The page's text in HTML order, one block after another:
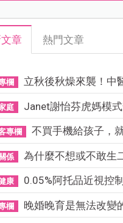
章 熱門文章
欄 立秋後秋燥來襲！中
庭 Janet謝怡芬虎媽模式禁
專欄 不買手機給孩子，就
係 為什麼不想或不敢生二
康 0.05%阿托品近視控制
欄 晚婚晚育是無法改變